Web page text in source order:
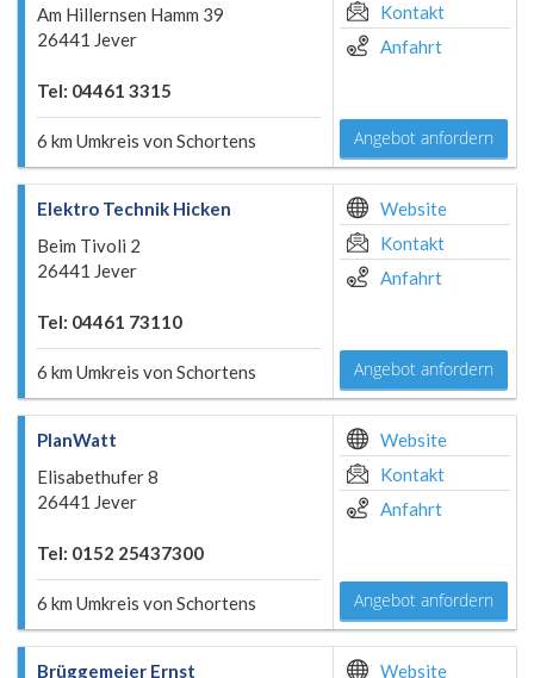
Am Hillernsen Hamm 39
26441 Jever
Tel: 04461 3315
6 km Umkreis von Schortens
Kontakt
Anfahrt
Angebot anfordern
Elektro Technik Hicken
Beim Tivoli 2
26441 Jever
Tel: 04461 73110
6 km Umkreis von Schortens
Website
Kontakt
Anfahrt
Angebot anfordern
PlanWatt
Elisabethufer 8
26441 Jever
Tel: 0152 25437300
6 km Umkreis von Schortens
Website
Kontakt
Anfahrt
Angebot anfordern
Brüggemeier Ernst Website